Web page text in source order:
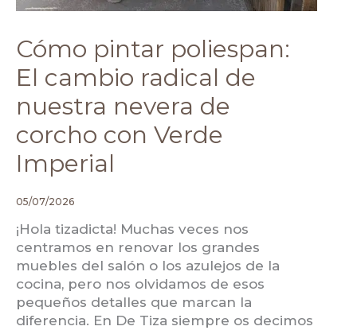
Cómo pintar poliespan:
El cambio radical de
nuestra nevera de
corcho con Verde
Imperial
05/07/2026
¡Hola tizadicta! Muchas veces nos
centramos en renovar los grandes
muebles del salón o los azulejos de la
cocina, pero nos olvidamos de esos
pequeños detalles que marcan la
diferencia. En De Tiza siempre os decimos